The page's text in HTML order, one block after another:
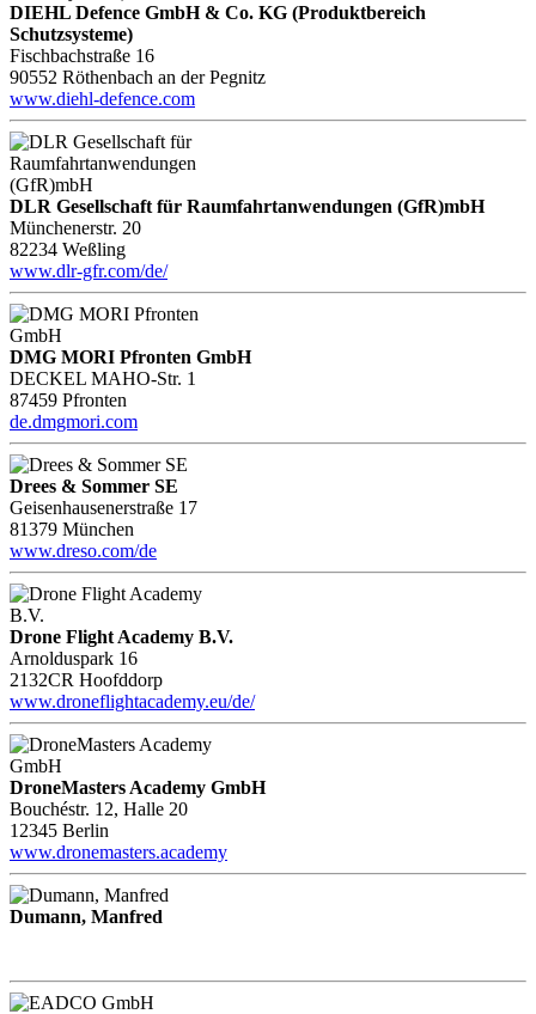
DIEHL Defence GmbH & Co. KG (Produktbereich
Schutzsysteme)
Fischbachstraße 16
90552 Röthenbach an der Pegnitz
www.diehl-defence.com
DLR Gesellschaft für Raumfahrtanwendungen (GfR)mbH
Münchenerstr. 20
82234 Weßling
www.dlr-gfr.com/de/
DMG MORI Pfronten GmbH
DECKEL MAHO-Str. 1
87459 Pfronten
de.dmgmori.com
Drees & Sommer SE
Geisenhausenerstraße 17
81379 München
www.dreso.com/de
Drone Flight Academy B.V.
Arnolduspark 16
2132CR Hoofddorp
www.droneflightacademy.eu/de/
DroneMasters Academy GmbH
Bouchéstr. 12, Halle 20
12345 Berlin
www.dronemasters.academy
Dumann, Manfred